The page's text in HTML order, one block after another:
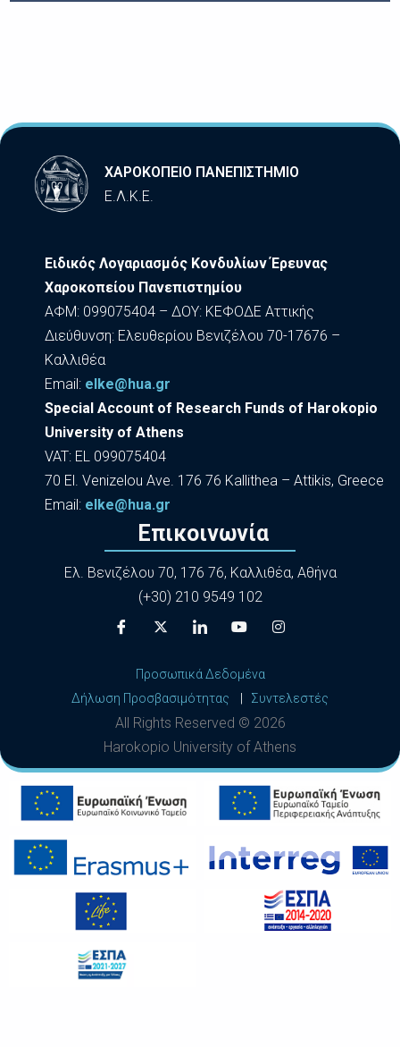
ΧΑΡΟΚΟΠΕΙΟ ΠΑΝΕΠΙΣΤΗΜΙΟ
Ε.Λ.Κ.Ε.
Ειδικός Λογαριασμός Κονδυλίων Έρευνας
Χαροκοπείου Πανεπιστημίου
ΑΦΜ: 099075404 – ΔΟΥ: ΚΕΦΟΔΕ Αττικής
Διεύθυνση: Ελευθερίου Βενιζέλου 70-17676 –
Καλλιθέα
Εmail: elke@hua.gr
Special Account of Research Funds of Harokopio
University of Athens
VAT: EL 099075404
70 El. Venizelou Ave. 176 76 Kallithea – Attikis, Greece
Εmail: elke@hua.gr
Επικοινωνία
Ελ. Βενιζέλου 70, 176 76, Καλλιθέα, Αθήνα
(+30) 210 9549 102
Προσωπικά Δεδομένα
Δήλωση Προσβασιμότητας
Συντελεστές
All Rights Reserved © 2026
Harokopio University of Athens